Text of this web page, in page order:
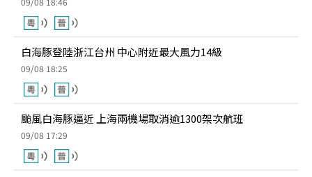
白海豚登陸浙江台州 中心附近最大風力14級
09/08 18:25
颱風白海豚逼近 上海兩機場取消逾1300架次航班
09/08 17:29